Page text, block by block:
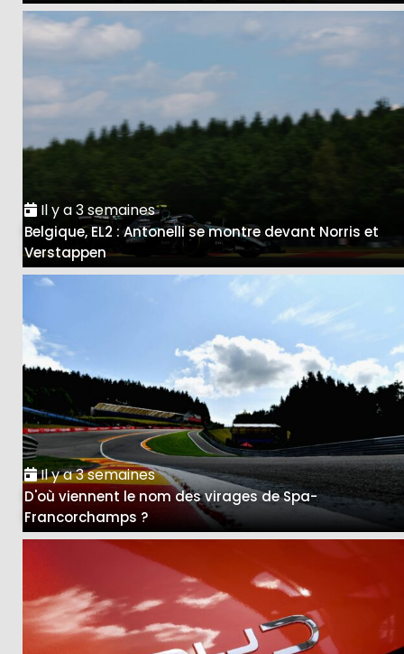
Il y a 3 semaines
Belgique, EL2 : Antonelli se montre devant Norris et
Verstappen
Il y a 3 semaines
D'où viennent le nom des virages de Spa-
Francorchamps ?